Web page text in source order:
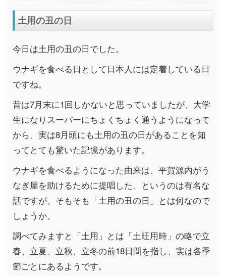
土用の丑の日
今日は土用の丑の日でした。
ウナギを食べる日として日本人には定着している日
ですね。
昔は7月末に1回しかないと思っていましたが、大学
生になりスーパーにちょくちょく通うようになって
から、実は8月頭にも土用の丑の日があることを知
ってとても驚いた記憶があります。
ウナギを食べるようになった由来は、平賀源内がう
なぎ屋を助けるために提唱した、というのは有名な
話ですが、そもそも「土用の丑の日」とは何なので
しょうか。
調べてみますと「土用」とは「土旺用時」の略で立
春、立夏、立秋、立冬の前18日間を指し、実は各季
節ごとにあるようです。